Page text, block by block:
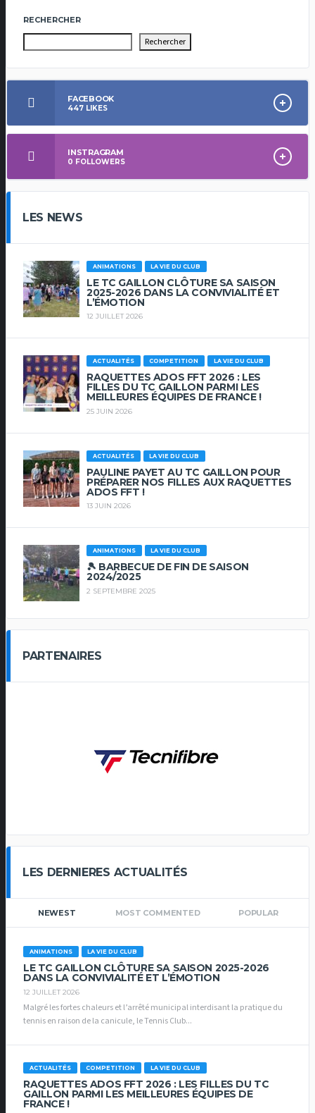
RECHERCHER
Rechercher
FACEBOOK
447 LIKES
INSTRAGRAM
0 FOLLOWERS
LES NEWS
ANIMATIONS LA VIE DU CLUB
LE TC GAILLON CLÔTURE SA SAISON
2025-2026 DANS LA CONVIVIALITÉ ET
L’ÉMOTION
12 JUILLET 2026
ACTUALITÉS COMPETITION LA VIE DU CLUB
RAQUETTES ADOS FFT 2026 : LES
FILLES DU TC GAILLON PARMI LES
MEILLEURES ÉQUIPES DE FRANCE !
25 JUIN 2026
ACTUALITÉS LA VIE DU CLUB
PAULINE PAYET AU TC GAILLON POUR
PRÉPARER NOS FILLES AUX RAQUETTES
ADOS FFT !
13 JUIN 2026
ANIMATIONS LA VIE DU CLUB
🎾 BARBECUE DE FIN DE SAISON
2024/2025
2 SEPTEMBRE 2025
PARTENAIRES
LES DERNIERES ACTUALITÉS
NEWEST MOST COMMENTED POPULAR
ANIMATIONS LA VIE DU CLUB
LE TC GAILLON CLÔTURE SA SAISON 2025-2026
DANS LA CONVIVIALITÉ ET L’ÉMOTION
12 JUILLET 2026
Malgré les fortes chaleurs et l’arrêté municipal interdisant la pratique du
tennis en raison de la canicule, le Tennis Club...
ACTUALITÉS COMPETITION LA VIE DU CLUB
RAQUETTES ADOS FFT 2026 : LES FILLES DU TC
GAILLON PARMI LES MEILLEURES ÉQUIPES DE
FRANCE !